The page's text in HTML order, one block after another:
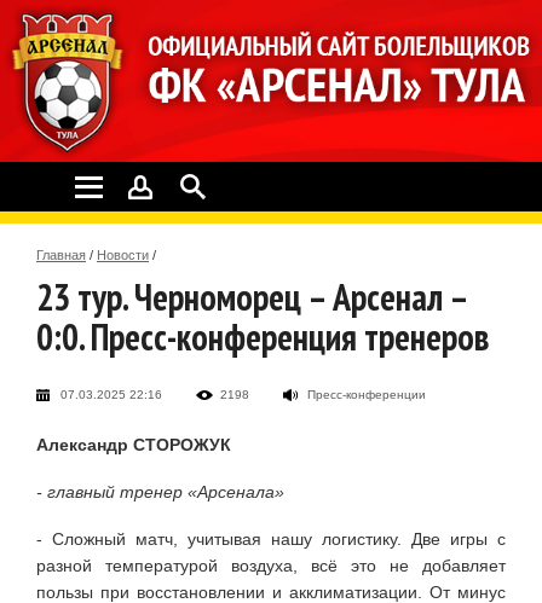
Главная / Новости /
23 тур. Черноморец – Арсенал –
0:0. Пресс-конференция тренеров
07.03.2025 22:16 2198 Пресс-конференции
Александр СТОРОЖУК
- главный тренер «Арсенала»
- Сложный матч, учитывая нашу логистику. Две игры с
разной температурой воздуха, всё это не добавляет
пользы при восстановлении и акклиматизации. От минус